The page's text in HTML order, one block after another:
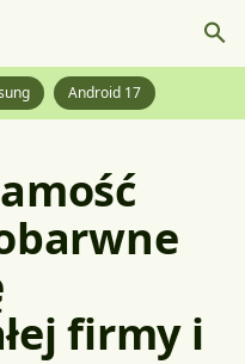
Android 17
firmy i